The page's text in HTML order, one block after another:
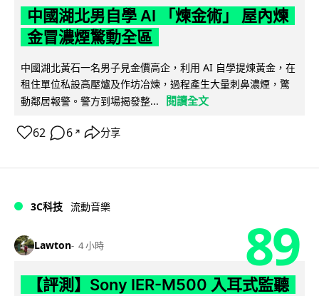
中國湖北男自學 AI 「煉金術」 屋內煉
金冒濃煙驚動全區
中國湖北黃石一名男子見金價高企，利用 AI 自學提煉黃金，在
租住單位私設高壓爐及作坊冶煉，過程產生大量刺鼻濃煙，驚
動鄰居報警。警方到場揭發整...
閱讀全文
62 6 ↗ 分享
3C科技 流動音樂
Lawton 4 小時 89
【評測】Sony IER-M500 入耳式監聽